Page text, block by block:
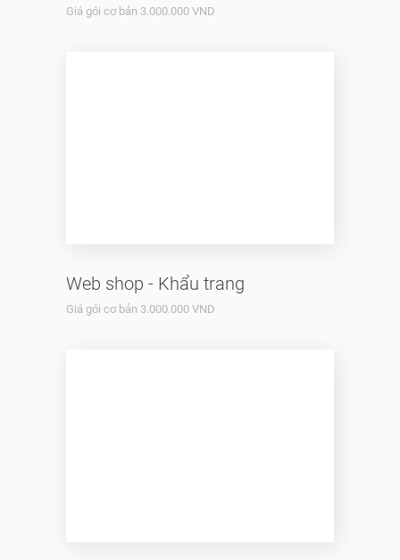
Giá gói cơ bản 3.000.000 VND
Web shop - Khẩu trang
Giá gói cơ bản 3.000.000 VND